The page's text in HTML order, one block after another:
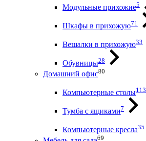
Модульные прихожие5
Шкафы в прихожую71
Вешалки в прихожую33
Обувницы28
Домашний офис80
Компьютерные столы113
Тумба с ящиками7
Компьютерные кресла35
69